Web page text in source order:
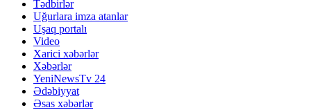
Tədbirlər
Uğurlara imza atanlar
Uşaq portalı
Video
Xarici xəbərlər
Xəbərlər
YeniNewsTv 24
Ədəbiyyat
Əsas xəbərlər